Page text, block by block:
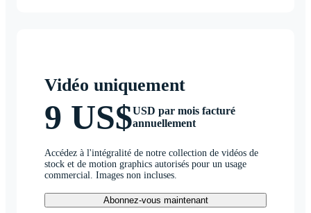
Vidéo uniquement
9 US$USD par mois facturé
annuellement
Accédez à l'intégralité de notre collection de vidéos de
stock et de motion graphics autorisés pour un usage
commercial. Images non incluses.
Abonnez-vous maintenant